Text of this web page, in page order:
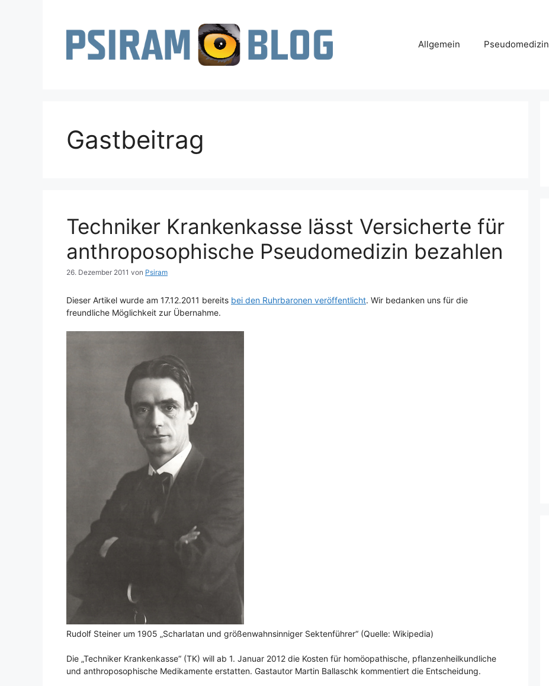
Allgemein Pseudomedizin
Gastbeitrag
Techniker Krankenkasse lässt Versicherte für
anthroposophische Pseudomedizin bezahlen
26. Dezember 2011 von Psiram
Dieser Artikel wurde am 17.12.2011 bereits bei den Ruhrbaronen veröffentlicht. Wir bedanken uns für die
freundliche Möglichkeit zur Übernahme.
Rudolf Steiner um 1905 „Scharlatan und größenwahnsinniger Sektenführer“ (Quelle: Wikipedia)
Die „Techniker Krankenkasse“ (TK) will ab 1. Januar 2012 die Kosten für homöopathische, pflanzenheilkundliche
und anthroposophische Medikamente erstatten. Gastautor Martin Ballaschk kommentiert die Entscheidung.